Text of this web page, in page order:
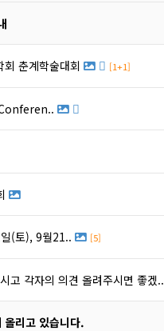
춘계학술대회 [1+1]
(토), 9월21.. [5]
고 각자의 의견 올려주시면 좋겠..
리고 있습니다.